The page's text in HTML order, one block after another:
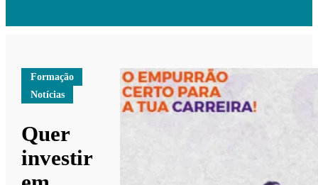
Formação
Notícias
Quer
investir